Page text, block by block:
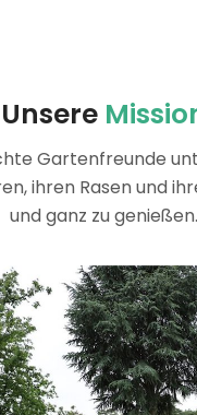
Unsere
Gartenfreunde
ihren Rasen und
und ganz zu genießen.